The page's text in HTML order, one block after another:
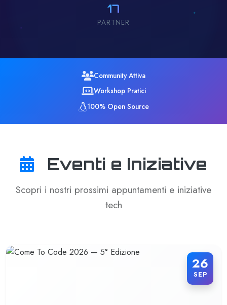
17
PARTNER
Community Attiva
Workshop Pratici
100% Open Source
Eventi e Iniziative
Scopri i nostri prossimi appuntamenti e iniziative
tech
26
SEP